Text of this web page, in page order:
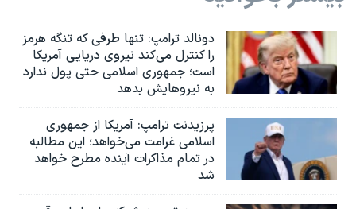
دونالد ترامپ: تنها طرفی که تنگه هرمز
را کنترل می‌کند نیروی دریایی آمریکا
است؛ جمهوری اسلامی حتی پول ندارد
به نیروهایش بدهد
پرزیدنت ترامپ: آمریکا از جمهوری
اسلامی غرامت می‌خواهد؛ این مطالبه
در تمام مذاکرات آینده مطرح خواهد
شد